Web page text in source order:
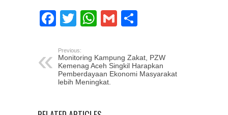
Facebook
TwitterWhatsApp
Gmail
Previous:
Monitoring Kampung Zakat, PZW
Kemenag Aceh Singkil Harapkan
Pemberdayaan Ekonomi Masyarakat
lebih Meningkat.